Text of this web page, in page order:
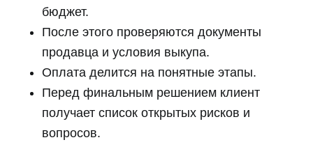
бюджет.
После этого проверяются документы
продавца и условия выкупа.
Оплата делится на понятные этапы.
Перед финальным решением клиент
получает список открытых рисков и
вопросов.